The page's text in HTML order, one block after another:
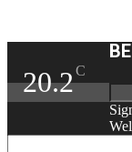
20.2C